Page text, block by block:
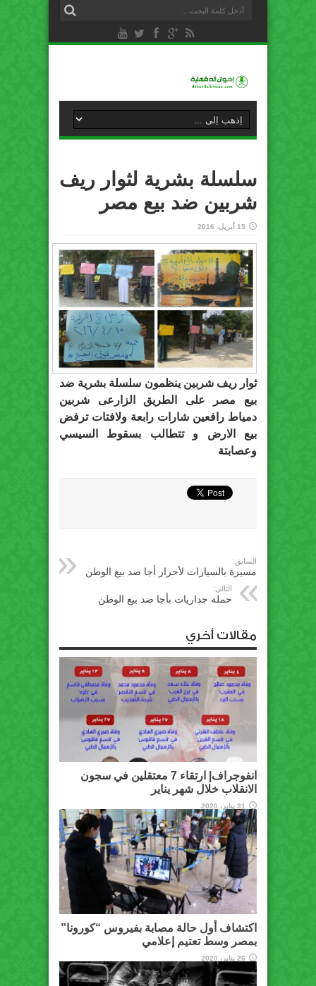
سلسلة بشرية لثوار ريف
شربين ضد بيع ‫‏مصر‬
15 أبريل، 2016
ثوار ريف شربين ينظمون سلسلة بشرية ضد
بيع ‫‏مصر‬ على الطريق الزارعى ‫شربين
دمياط‬ رافعين شارات رابعة ولافتات ترفض
بيع الارض و تتطالب بسقوط السيسي
وعصابتة
السابق:
مسيرة بالسيارات لأحرار أجا ضد بيع الوطن
التالي:
حملة جداريات بأجا ضد بيع الوطن
مقالات أخري
انفوجراف| ارتقاء 7 معتقلين في سجون
الانقلاب خلال شهر يناير
31 يناير، 2020
اكتشاف أول حالة مصابة بفيروس “كورونا”
بمصر وسط تعتيم إعلامي
26 يناير، 2020